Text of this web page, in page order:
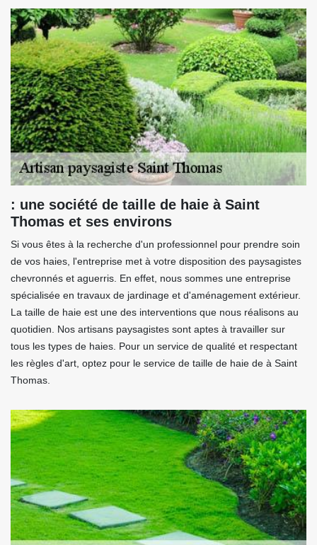
: une société de taille de haie à Saint
Thomas et ses environs
Si vous êtes à la recherche d'un professionnel pour prendre soin
de vos haies, l'entreprise met à votre disposition des paysagistes
chevronnés et aguerris. En effet, nous sommes une entreprise
spécialisée en travaux de jardinage et d'aménagement extérieur.
La taille de haie est une des interventions que nous réalisons au
quotidien. Nos artisans paysagistes sont aptes à travailler sur
tous les types de haies. Pour un service de qualité et respectant
les règles d'art, optez pour le service de taille de haie de à Saint
Thomas.